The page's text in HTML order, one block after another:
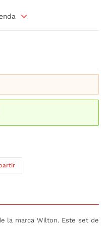
la marca Wilton. Este set de